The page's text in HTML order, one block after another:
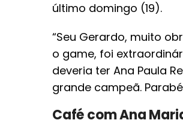
último domingo (19).
“Seu Gerardo, muito
o game, foi
deveria ter Ana Paula
grande campeã.
Café com Ana